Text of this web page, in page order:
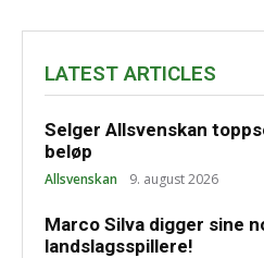
LATEST ARTICLES
Selger Allsvenskan
beløp
Allsvenskan 9. august 2026
Marco Silva digger sine
landslagsspillere!